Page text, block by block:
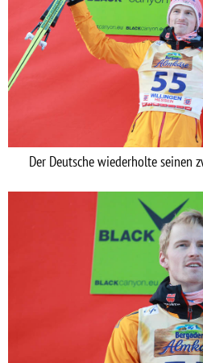
Der Deutsche wiederholte seinen